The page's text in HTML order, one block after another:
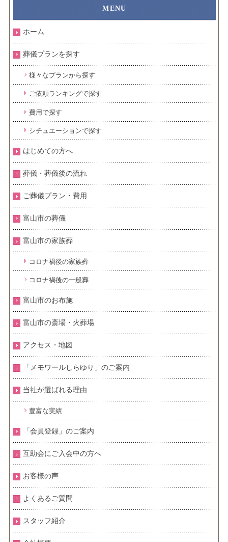
ホーム
葬儀プランを探す
様々なプランから探す
ご依頼ランキングで探す
費用で探す
シチュエーションで探す
はじめての方へ
葬儀・葬儀後の流れ
ご葬儀プラン・費用
富山市の葬儀
富山市の家族葬
コロナ禍後の家族葬
コロナ禍後の一般葬
富山市のお布施
富山市の斎場・火葬場
アクセス・地図
「メモワールしらゆり」のご案内
当社が選ばれる理由
豊富な実績
「会員登録」のご案内
互助会にご入会中の方へ
お客様の声
よくあるご質問
スタッフ紹介